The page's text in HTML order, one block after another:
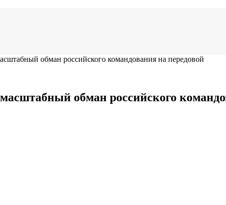
обман российского командования на передовой
обман российского